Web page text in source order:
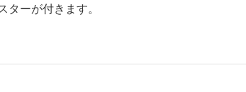
ターが付きます。